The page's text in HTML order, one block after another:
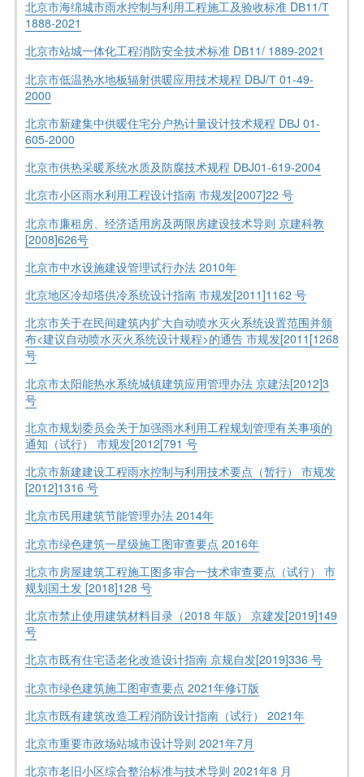
北京市海绵城市雨水控制与利用工程施工及验收标准 DВ11/Т
1888-2021
北京市站城一体化工程消防安全技术标准 DВ11/ 1889-2021
北京市低温热水地板辐射供暖应用技术规程 DВJ/Т 01-49-
2000
北京市新建集中供暖住宅分户热计量设计技术规程 DВJ 01-
605-2000
北京市供热采暖系统水质及防腐技术规程 DВJ01-619-2004
北京市小区雨水利用工程设计指南 市规发[2007]22 号
北京市廉租房、经济适用房及两限房建设技术导则 京建科教
[2008]626号
北京市中水设施建设管理试行办法 2010年
北京地区冷却塔供冷系统设计指南 市规发[2011]1162 号
北京市关于在民间建筑内扩大自动喷水灭火系统设置范围并颁
布<建议自动喷水灭火系统设计规程>的通告 市规发[2011[1268
号
北京市太阳能热水系统城镇建筑应用管理办法 京建法[2012]3
号
北京市规划委员会关于加强雨水利用工程规划管理有关事项的
通知（试行） 市规发[2012[791 号
北京市新建建设工程雨水控制与利用技术要点（暂行） 市规发
[2012]1316 号
北京市民用建筑节能管理办法 2014年
北京市绿色建筑一星级施工图审查要点 2016年
北京市房屋建筑工程施工图多审合一技术审查要点（试行） 市
规划国土发 [2018]128 号
北京市禁止使用建筑材料目录（2018 年版） 京建发[2019]149
号
北京市既有住宅适老化改造设计指南 京规自发[2019]336 号
北京市绿色建筑施工图审查要点 2021年修订版
北京市既有建筑改造工程消防设计指南（试行） 2021年
北京市重要市政场站城市设计导则 2021年7月
北京市老旧小区综合整治标准与技术导则 2021年8 月